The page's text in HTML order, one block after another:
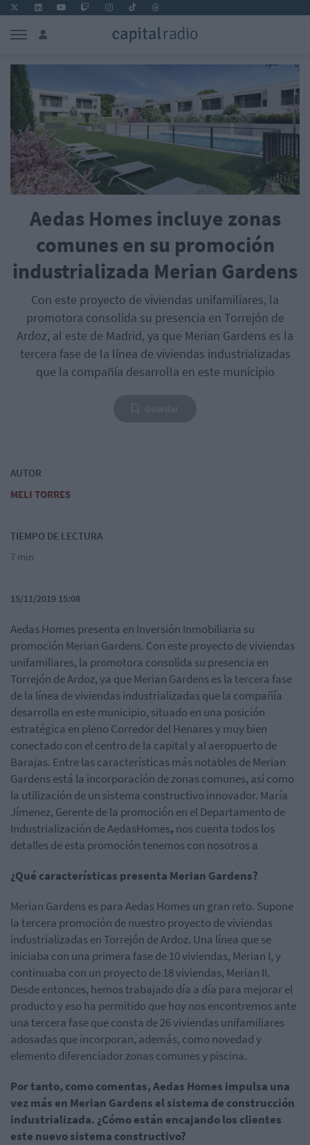
Aedas Homes incluye zonas
comunes en su promoción
industrializada Merian Gardens
Con este proyecto de viviendas unifamiliares, la
promotora consolida su presencia en Torrejón de
Ardoz, al este de Madrid, ya que Merian Gardens es la
tercera fase de la línea de viviendas industrializadas
que la compañía desarrolla en este municipio
AUTOR
MELI TORRES
TIEMPO DE LECTURA
7 min
15/11/2019 15:08
Aedas Homes presenta en Inversión Inmobiliaria su
promoción Merian Gardens. Con este proyecto de viviendas
unifamiliares, la promotora consolida su presencia en
Torrejón de Ardoz, ya que Merian Gardens es la tercera fase
de la línea de viviendas industrializadas que la compañía
desarrolla en este municipio, situado en una posición
estratégica en pleno Corredor del Henares y muy bien
conectado con el centro de la capital y al aeropuerto de
Barajas. Entre las características más notables de Merian
Gardens está la incorporación de zonas comunes, así como
la utilización de un sistema constructivo innovador. María
Jímenez, Gerente de la promoción en el Departamento de
Industrialización de AedasHomes, nos cuenta todos los
detalles de esta promoción tenemos con nosotros a
¿Qué características presenta Merian Gardens?
Merian Gardens es para Aedas Homes un gran reto. Supone
la tercera promoción de nuestro proyecto de viviendas
industrializadas en Torrejón de Ardoz. Una línea que se
iniciaba con una primera fase de 10 viviendas, Merian I, y
continuaba con un proyecto de 18 viviendas, Merian II.
Desde entonces, hemos trabajado día a día para mejorar el
producto y eso ha permitido que hoy nos encontremos ante
una tercera fase que consta de 26 viviendas unifamiliares
adosadas que incorporan, además, como novedad y
elemento diferenciador zonas comunes y piscina.
Por tanto, como comentas, Aedas Homes impulsa una
vez más en Merian Gardens el sistema de construcción
industrializada. ¿Cómo están encajando los clientes
este nuevo sistema constructivo?